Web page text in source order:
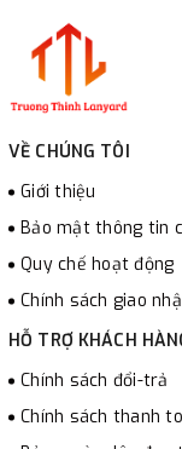
VỀ CHÚNG TÔI
Giới thiệu
Bảo mật thông tin
Quy chế hoạt động
Chính sách giao
HỖ TRỢ KHÁCH
Chính sách đổi-trả
Chính sách thanh